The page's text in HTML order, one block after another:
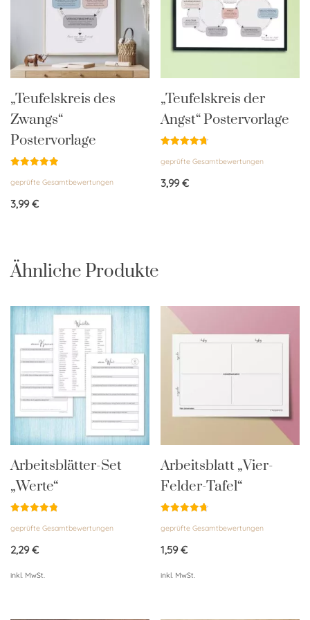
„Teufelskreis des
Zwangs“
Postervorlage
mit
von 5
geprüfte Gesamtbewertungen
3,99€
„Teufelskreis der
Angst“ Postervorlage
mit
von 5
geprüfte Gesamtbewertungen
3,99€
Ähnliche Produkte
Arbeitsblätter-Set
„Werte“
mit
von 5
geprüfte Gesamtbewertungen
2,29€
inkl. MwSt.
Arbeitsblatt „Vier-
Felder-Tafel“
mit
von 5
geprüfte Gesamtbewertungen
1,59€
inkl. MwSt.